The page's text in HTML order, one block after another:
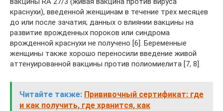
краснухи), введенной женщинам в течение трех месяцев
до или после зачатия; данных о влиянии вакцины на
развитие врожденных пороков или синдрома
врожденной краснухи не получено [6]. Беременные
женщины также хорошо переносили введение живой
аттенуированной вакцины против полиомиелита [7, 8].
Читайте также: Прививочный сертификат: где
и как получить, где хранится, как